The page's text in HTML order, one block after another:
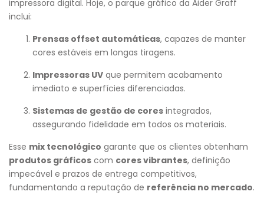
impressora digital. Hoje, o parque gráfico da Aider Graff
inclui:
Prensas offset automáticas, capazes de manter
cores estáveis em longas tiragens.
Impressoras UV que permitem acabamento
imediato e superfícies diferenciadas.
Sistemas de gestão de cores integrados,
assegurando fidelidade em todos os materiais.
Esse mix tecnológico garante que os clientes obtenham
produtos gráficos com cores vibrantes, definição
impecável e prazos de entrega competitivos,
fundamentando a reputação de referência no mercado.